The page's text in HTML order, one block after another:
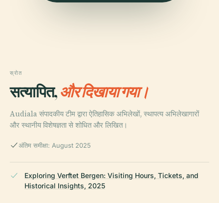
स्रोत
सत्यापित,और दिखाया गया।
Audiala संपादकीय टीम द्वारा ऐतिहासिक अभिलेखों, स्थापत्य अभिलेखागारों
और स्थानीय विशेषज्ञता से शोधित और लिखित।
अंतिम समीक्षा: August 2025
Exploring Verftet Bergen: Visiting Hours, Tickets, and
Historical Insights, 2025